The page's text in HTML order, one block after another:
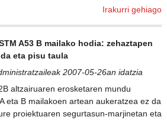
Irakurri gehiago
A53 B mailako hodia: zehaztapen
eta pisu taula
2007-05-26an idatzia
altzairuaren erosketaren mundu
eta B mailakoen artean aukeratzea ez da
proiektuaren segurtasun-marjinetan eta